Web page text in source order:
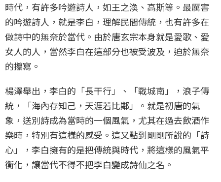
時代，有許多吟遊詩人，如王之渙、高斯等。最厲害
的吟遊詩人，就是李白，理解民間傳統，也有許多在
做詩中的無奈於當代。由於唐玄宗本身就是愛歌、愛
女人的人，當然李白在這部分也被受波及，迫於無奈
的攥寫。
楊澤舉出，李白的「長干行」、「戰城南」，浪子傳
統，「海內存知己，天涯若比鄰」。就是初唐的氣
象，送別詩成為當時的一個風氣，尤其在過去飲酒作
樂時，特別有這樣的感受。這又點到剛剛所說的「詩
心」，李白擁有的是把傳統與時代，將這樣的風氣平
衡化，讓當代不得不把李白變成詩仙之名。